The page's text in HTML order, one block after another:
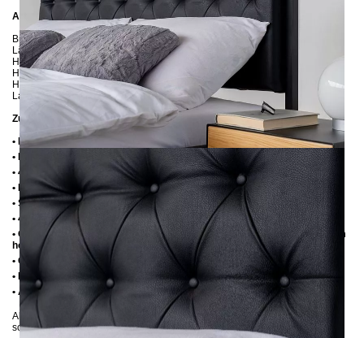
Abmessungen
Breite: 146 cm
Länge: 206 cm / 216 cm / 226 cm
Höhe: 113 cm
Höhe bis zur Rahmenunterkante: 25 cm
Höhe bis zur Rahmenoberkante: 35 cm / 39 cm
Lattenrostabsenkung: 10 cm oder 14 cm
Zusätzliche Informationen
• Handmade
• Metall: Pulverbeschichtet
• 4 cm breite Mitteltraverse mit Stützfuß
• Fußstopfen aus Kunststoff
• Seitenablagen für Lattenrost 2,8 cm
• 4 cm breite Mitteltraverse mit Stützfuß
• Ohne Lattenrost (wir empfehlen bei Einlegetiefe von 10 cm max. 6-7 cm
hohe Lattenroste, damit die Matratze 3-4 cm in den Rahmen einsinkt)
• Ohne Matratze
• Lieferzustand: Zerlegt (in 3 Kartons)
• Andere RAL-Farben auf Anfrage möglich
Abgebildet: 160x200, Einlegetiefe 10 cm, Metall: Schwarz, Stoff: Kunstleder
schwarz